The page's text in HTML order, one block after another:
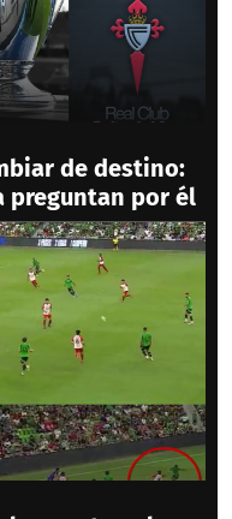
de destino:
preguntan por él